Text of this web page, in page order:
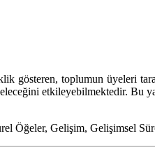
gösteren, toplumun üyeleri
etkileyebilmektedir. Bu
Öğeler, Gelişim, Gelişimsel